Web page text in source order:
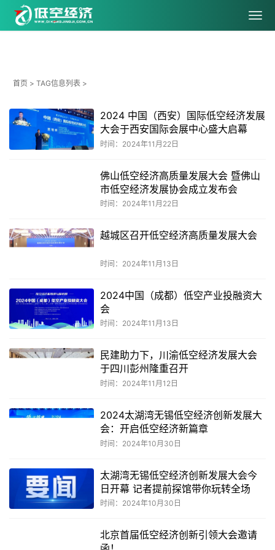
首页 > TAG信息列表 >
2024 中国（西安）国际低空经济发展
大会于西安国际会展中心盛大启幕
时间：2024年11月22日
佛山低空经济高质量发展大会 暨佛山
市低空经济发展协会成立发布会
时间：2024年11月22日
越城区召开低空经济高质量发展大会
时间：2024年11月13日
2024中国（成都）低空产业投融资大
会
时间：2024年11月13日
民建助力下，川渝低空经济发展大会
于四川彭州隆重召开
时间：2024年11月12日
2024太湖湾无锡低空经济创新发展大
会：开启低空经济新篇章
时间：2024年10月30日
太湖湾无锡低空经济创新发展大会今
日开幕 记者提前探馆带你玩转全场
时间：2024年10月30日
北京首届低空经济创新引领大会邀请